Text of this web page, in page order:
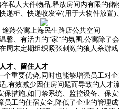
私人大件物品,释放房间内有限的储
柜、快递收发室(用于大物件放置)
途羚公寓上海民生路店公共空间
馨、有活力的“家”的氛围,公寓除了
周末定期组织紧张刺激的狼人杀游
才、留住人才
重要优势,同时也能够增强员工对
有效减少因住房问题而导致的人才流
措施,如门禁系统、监控设备、保
工的住宿安全,降低了企业的管理成